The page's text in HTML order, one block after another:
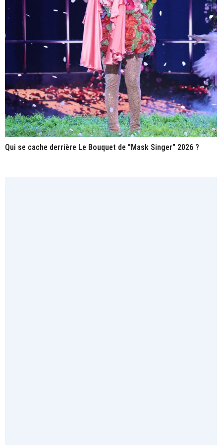
Qui se cache derrière Le Bouquet de "Mask Singer" 2026 ?